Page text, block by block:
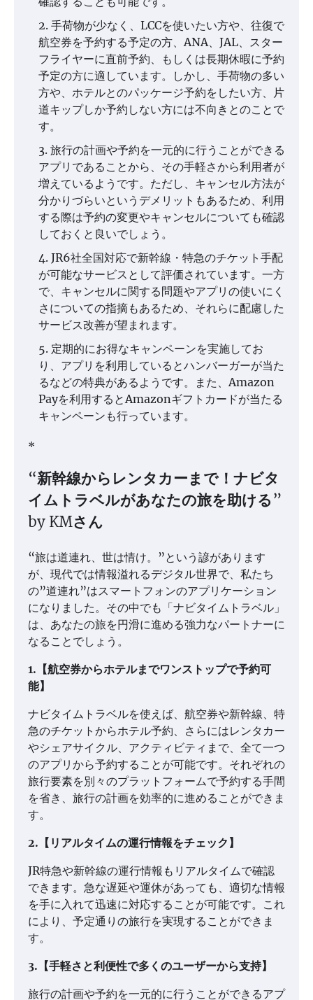
手荷物が少なく、LCCを使いたい方や、往復で
航空券を予約する予定の方、ANA、JAL、スター
フライヤーに直前予約、もしくは長期休暇に予約
予定の方に適しています。しかし、手荷物の多い
方や、ホテルとのパッケージ予約をしたい方、片
道キップしか予約しない方には不向きとのことで
す。
旅行の計画や予約を一元的に行うことができる
アプリであることから、その手軽さから利用者が
増えているようです。ただし、キャンセル方法が
分かりづらいというデメリットもあるため、利用
する際は予約の変更やキャンセルについても確認
しておくと良いでしょう。
JR6社全国対応で新幹線・特急のチケット手配
が可能なサービスとして評価されています。一方
で、キャンセルに関する問題やアプリの使いにく
さについての指摘もあるため、それらに配慮した
サービス改善が望まれます。
定期的にお得なキャンペーンを実施してお
り、アプリを利用しているとハンバーガーが当た
るなどの特典があるようです。また、Amazon
Payを利用するとAmazonギフトカードが当たる
キャンペーンも行っています。
*
“新幹線からレンタカーまで！ナビタ
イムトラベルがあなたの旅を助ける”
by KMさん
“旅は道連れ、世は情け。”という諺があります
が、現代では情報溢れるデジタル世界で、私たち
の”道連れ”はスマートフォンのアプリケーション
になりました。その中でも「ナビタイムトラベル」
は、あなたの旅を円滑に進める強力なパートナーに
なることでしょう。
1.【航空券からホテルまでワンストップで予約可
能】
ナビタイムトラベルを使えば、航空券や新幹線、特
急のチケットからホテル予約、さらにはレンタカー
やシェアサイクル、アクティビティまで、全て一つ
のアプリから予約することが可能です。それぞれの
旅行要素を別々のプラットフォームで予約する手間
を省き、旅行の計画を効率的に進めることができま
す。
2.【リアルタイムの運行情報をチェック】
JR特急や新幹線の運行情報もリアルタイムで確認
できます。急な遅延や運休があっても、適切な情報
を手に入れて迅速に対応することが可能です。これ
により、予定通りの旅行を実現することができま
す。
3.【手軽さと利便性で多くのユーザーから支持】
旅行の計画や予約を一元的に行うことができるアプ